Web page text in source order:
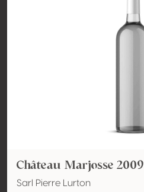
Château Marjosse 2009
Sarl Pierre Lurton